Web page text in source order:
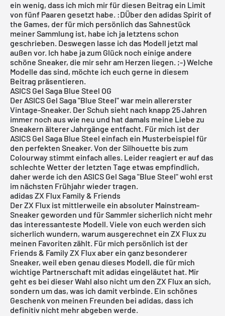
ein wenig, dass ich mich mir für diesen Beitrag ein Limit
von fünf Paaren gesetzt habe. :DÜber den adidas Spirit of
the Games, der für mich persönlich das Sahnestück
meiner Sammlung ist, habe ich ja letztens schon
geschrieben. Deswegen lasse ich das Modell jetzt mal
außen vor. Ich habe ja zum Glück noch einige andere
schöne Sneaker, die mir sehr am Herzen liegen. ;-) Welche
Modelle das sind, möchte ich euch gerne in diesem
Beitrag präsentieren.
ASICS Gel Saga Blue Steel OG
Der ASICS Gel Saga "Blue Steel" war mein allererster
Vintage-Sneaker. Der Schuh sieht nach knapp 25 Jahren
immer noch aus wie neu und hat damals meine Liebe zu
Sneakern älterer Jahrgänge entfacht. Für mich ist der
ASICS Gel Saga Blue Steel einfach ein Musterbeispiel für
den perfekten Sneaker. Von der Silhouette bis zum
Colourway stimmt einfach alles. Leider reagiert er auf das
schlechte Wetter der letzten Tage etwas empfindlich,
daher werde ich den ASICS Gel Saga "Blue Steel" wohl erst
im nächsten Frühjahr wieder tragen.
adidas ZX Flux Family & Friends
Der ZX Flux ist mittlerweile ein absoluter Mainstream-
Sneaker geworden und für Sammler sicherlich nicht mehr
das interessanteste Modell. Viele von euch werden sich
sicherlich wundern, warum ausgerechnet ein ZX Flux zu
meinen Favoriten zählt. Für mich persönlich ist der
Friends & Family ZX Flux aber ein ganz besonderer
Sneaker, weil eben genau dieses Modell, die für mich
wichtige Partnerschaft mit adidas eingeläutet hat. Mir
geht es bei dieser Wahl also nicht um den ZX Flux an sich,
sondern um das, was ich damit verbinde. Ein schönes
Geschenk von meinen Freunden bei adidas, dass ich
definitiv nicht mehr abgeben werde.